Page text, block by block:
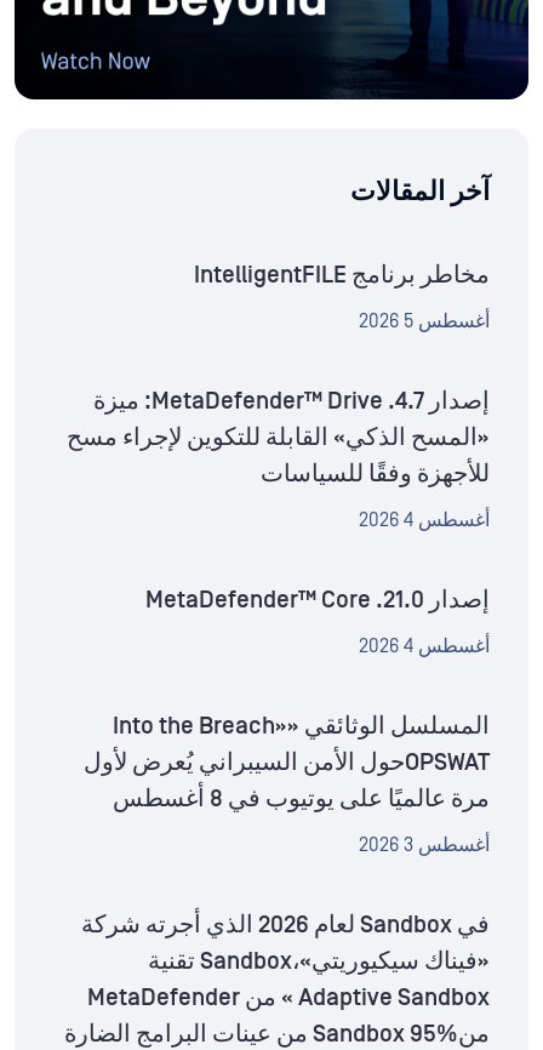
آخر المقالات
مخاطر برنامج IntelligentFILE
أغسطس 5 2026
إصدار MetaDefender™ Drive .4.7: ميزة
«المسح الذكي» القابلة للتكوين لإجراء مسح
للأجهزة وفقًا للسياسات
أغسطس 4 2026
إصدار MetaDefender™ Core .21.0
أغسطس 4 2026
المسلسل الوثائقي «Into the Breach»
OPSWATحول الأمن السيبراني يُعرض لأول
مرة عالميًا على يوتيوب في 8 أغسطس
أغسطس 3 2026
في Sandbox لعام 2026 الذي أجرته شركة
«فيناك سيكيوريتي»،Sandbox تقنية
Adaptive Sandbox » من MetaDefender
منSandbox 95% من عينات البرامج الضارة